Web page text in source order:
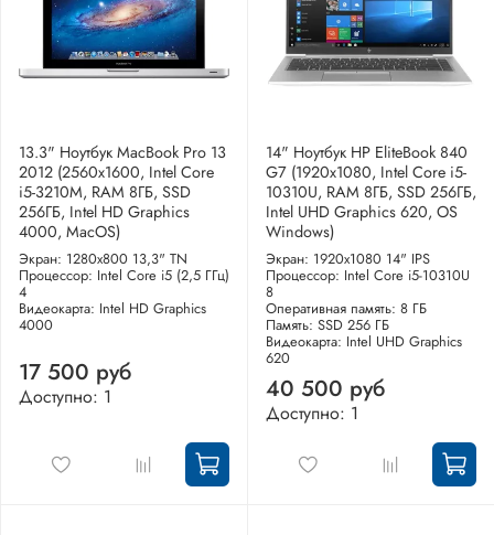
13.3" Ноутбук MacBook Pro 13
2012 (2560x1600, Intel Core
i5-3210M, RAM 8ГБ, SSD
256ГБ, Intel HD Graphics
4000, MacOS)
Экран: 1280x800 13,3" TN
Процессор: Intel Core i5 (2,5 ГГц)
4
Видеокарта: Intel HD Graphics
4000
17 500 руб
Доступно: 1
14" Ноутбук HP EliteBook 840
G7 (1920x1080, Intel Core i5-
10310U, RAM 8ГБ, SSD 256ГБ,
Intel UHD Graphics 620, OS
Windows)
Экран: 1920x1080 14" IPS
Процессор: Intel Core i5-10310U
8
Оперативная память: 8 ГБ
Память: SSD 256 ГБ
Видеокарта: Intel UHD Graphics
620
40 500 руб
Доступно: 1